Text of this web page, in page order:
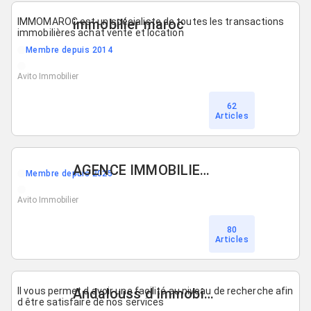
immobilier maroc
IMMOMAROC est un spécialiste de toutes les transactions
immobilières achat vente et location
Membre depuis 2014
Avito Immobilier
62
Articles
AGENCE IMMOBILIERE ZAID
Membre depuis 2025
Avito Immobilier
80
Articles
Andalouss d immobilier
Il vous permet d avoir une facilité au niveau de recherche afin
d être satisfaire de nos services